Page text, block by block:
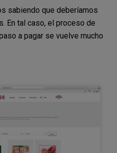
sabiendo que deberíamos
En tal caso, el proceso de
a pagar se vuelve mucho